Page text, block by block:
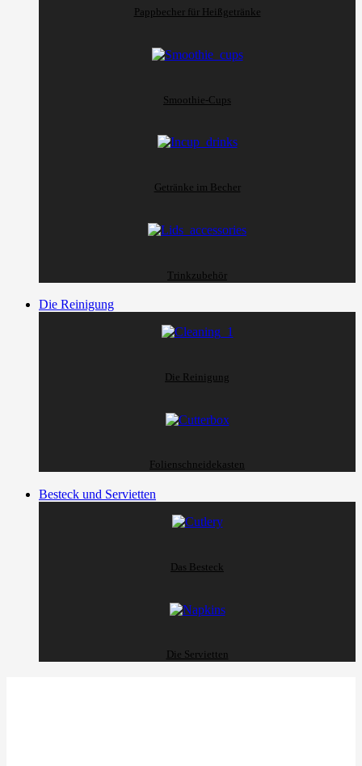
Pappbecher für Heißgetränke
Smoothie-Cups
Getränke im Becher
Trinkzubehör
Die Reinigung
Die Reinigung
Folienschneidekasten
Besteck und Servietten
Das Besteck
Die Servietten